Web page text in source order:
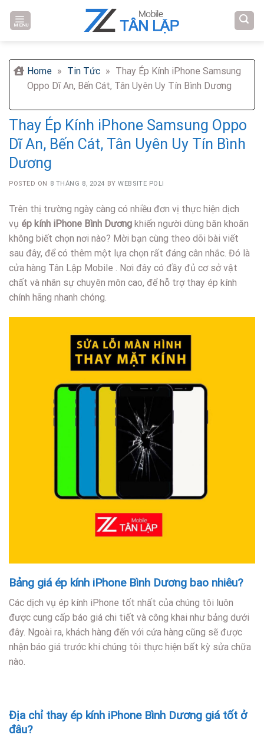
MENU
Home » Tin Tức » Thay Ép Kính iPhone Samsung
Oppo Dĩ An, Bến Cát, Tân Uyên Uy Tín Bình Dương
Thay Ép Kính iPhone Samsung Oppo
Dĩ An, Bến Cát, Tân Uyên Uy Tín Bình
Dương
POSTED ON 8 THÁNG 8, 2024 BYWEBSITE POLI
Trên thị trường ngày càng có nhiều đơn vị thực hiện dịch
vụ ép kính iPhone Bình Dương khiến người dùng băn khoăn
không biết chọn nơi nào? Mời bạn cùng theo dõi bài viết
sau đây, để có thêm một lựa chọn rất đáng cân nhắc. Đó là
cửa hàng Tân Lập Mobile . Nơi đây có đầy đủ cơ sở vật
chất và nhân sự chuyên môn cao, để hỗ trợ thay ép kính
chính hãng nhanh chóng.
Bảng giá ép kính iPhone Bình Dương bao nhiêu?
Các dịch vụ ép kính iPhone tốt nhất của chúng tôi luôn
được cung cấp báo giá chi tiết và công khai như bảng dưới
đây. Ngoài ra, khách hàng đến với cửa hàng cũng sẽ được
nhận báo giá trước khi chúng tôi thực hiện bất kỳ sửa chữa
nào.
Địa chỉ thay ép kính iPhone Bình Dương giá tốt ở
đâu?